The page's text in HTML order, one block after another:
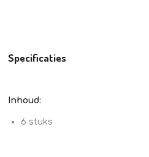
Specificaties
Inhoud:
6 stuks